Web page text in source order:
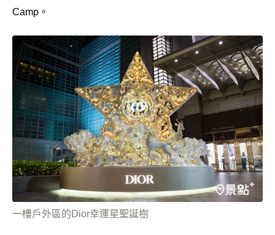
Camp。
一樓戶外區的Dior幸運星聖誕樹